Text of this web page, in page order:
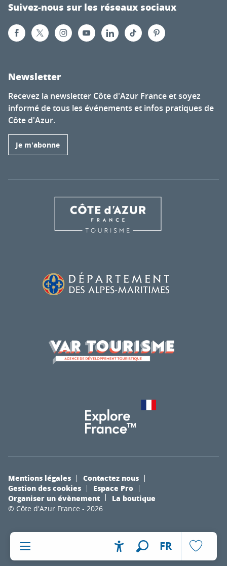
AccessibilitéVoir les
Recherche
FR
Suivez-nous sur les réseaux sociaux
Newsletter
Recevez la newsletter Côte d'Azur France et soyez
informé de tous les événements et infos pratiques de
Côte d'Azur.
Je m'abonne
© Côte d'Azur France - 2026
Mentions légales
Contactez nous
Gestion des cookies
Espace Pro
Organiser un évènement
La boutique